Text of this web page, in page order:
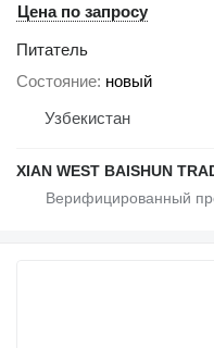
Цена по запросу
Питатель
Состояние новый
Узбекистан
XIAN WEST BAISHUN